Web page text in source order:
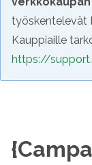
työskentelevät
Kauppiaille
https://